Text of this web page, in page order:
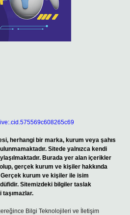
herhangi bir marka, kurum veya şahıs
Sitede yalnızca kendi
Burada yer alan içerikler
gerçek kurum ve kişiler hakkında
Gerçek kurum ve kişiler ile isim
Sitemizdeki bilgiler taslak
Bilgi Teknolojileri ve İletişim